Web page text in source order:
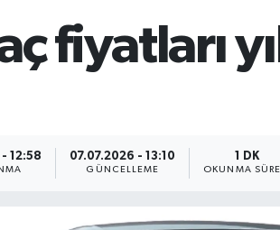
fiyatları
12:58 07.07.2026 - 13:10
GÜNCELLEME
1 DK
OKUNMA